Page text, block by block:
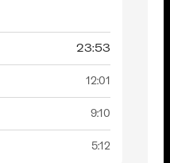
23:53
12:01
9:10
5:12